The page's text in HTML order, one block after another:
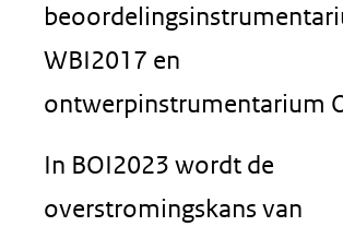
WBI2017 en
ontwerpinstrumentarium
In BOI2023 wordt de
overstromingskans van